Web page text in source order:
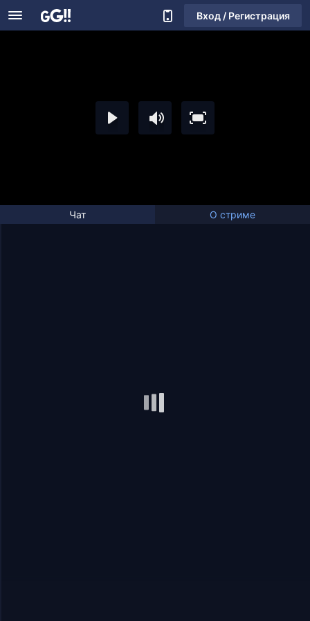
Вход / Регистрация
Чат О стриме